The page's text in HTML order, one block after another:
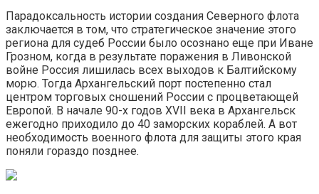
Парадоксальность истории создания Северного флота
заключается в том, что стратегическое значение этого
региона для судеб России былo осознанo еще при Иване
Грозном, когда в результате поражения в Ливонской
войне Россия лишилась всех выходов к Балтийскому
морю. Тогда Архангельский порт постепенно стал
центром торговых сношений России с процветающей
Европой. В начале 90-х годов XVII века в Архангельск
ежегодно приходило до 40 заморских кораблей. А вот
необходимость военного флота для защиты этого края
поняли гораздо позднее.